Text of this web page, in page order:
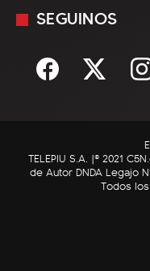
Sociedad
C5N Autos
RatingCero
Mediakit
Términos y
SEGUINOS
TELEPIU S.A. |© 2021
de Autor DNDA Legajo
Todos